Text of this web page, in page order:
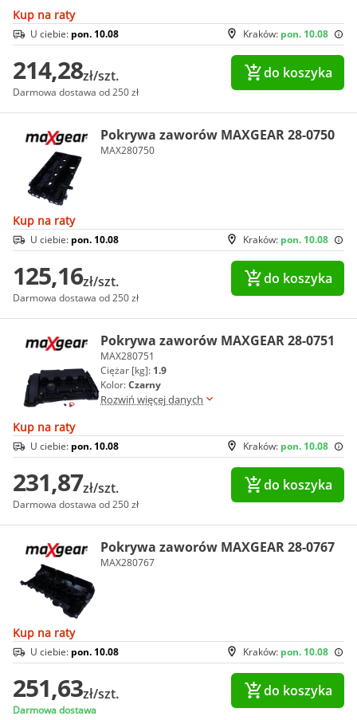
Kup na raty
Kraków: pon. 10.08
U ciebie: pon. 10.08
214,28zł/szt.
Darmowa dostawa od 250 zł
do koszyka
Pokrywa zaworów MAXGEAR 28-0750
MAX280750
Kup na raty
Kraków: pon. 10.08
U ciebie: pon. 10.08
125,16zł/szt.
Darmowa dostawa od 250 zł
do koszyka
Pokrywa zaworów MAXGEAR 28-0751
MAX280751
Ciężar [kg]: 1.9
Kolor:Czarny
Rozwiń więcej danych
Kup na raty
Kraków: pon. 10.08
U ciebie: pon. 10.08
231,87zł/szt.
Darmowa dostawa od 250 zł
do koszyka
Pokrywa zaworów MAXGEAR 28-0767
MAX280767
Kup na raty
Kraków: pon. 10.08
U ciebie: pon. 10.08
251,63zł/szt.
Darmowa dostawa
do koszyka